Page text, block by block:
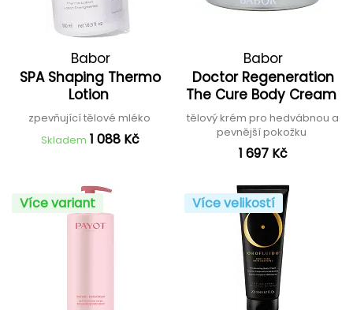
Babor
SPA Shaping Thermo
Lotion
zpevňující tělové mléko
Skladem 1 088 Kč
Babor
Doctor Regeneration
The Cure Body Cream
tělový krém pro hedvábnou a
pevnější pokožku
1 697 Kč
Více variant Více velikostí